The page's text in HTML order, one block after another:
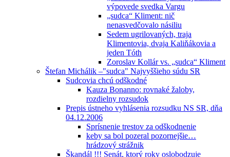
výpovede svedka Vargu
„sudca“ Kliment: nič
nenasvedčovalo násiliu
Sedem ugrilovaných, traja
Klimentovia, dvaja Kaliňákovia a
jeden Tóth
Zoroslav Kollár vs. „sudca“ Kliment
Štefan Michálik –"sudca" Najvyššieho súdu SR
Sudcovia chcú odškodné
Kauza Bonanno: rovnaké žaloby,
rozdielny rozsudok
Prepis ústneho vyhlásenia rozsudku NS SR, dňa
04.12.2006
Sprísnenie trestov za odškodnenie
keby sa bol pozeral pozornejšie…
hrádzový strážnik
Škandál !!! Senát, ktorý roky oslobodzuje